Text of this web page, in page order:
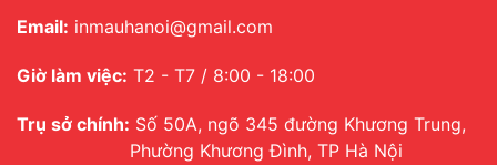
Email: inmauhanoi@gmail.com
Giờ làm việc: T2 - T7 / 8:00 - 18:00
Trụ sở chính: Số 50A, ngõ 345 đường Khương Trung,
Phường Khương Đình, TP Hà Nội